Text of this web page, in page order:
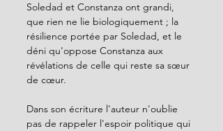
Soledad et Constanza ont grandi,
que rien ne lie biologiquement ; la
résilience portée par Soledad, et le
déni qu'oppose Constanza aux
révélations de celle qui reste sa sœur
de cœur.
Dans son écriture l'auteur n'oublie
pas de rappeler l'espoir politique qui